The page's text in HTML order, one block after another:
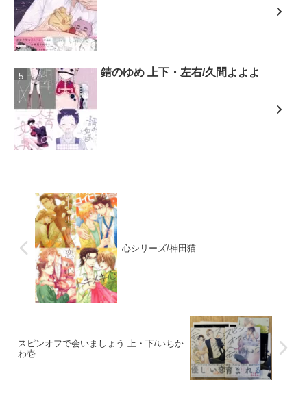
錆のゆめ 上下・左右/久間よよよ
心シリーズ/神田猫
スピンオフで会いましょう 上・下/いちか
わ壱